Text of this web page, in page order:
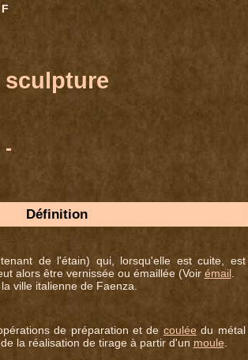
sculpture
-
Définition
de l'étain) qui, lorsqu'elle est cuite, est
alors être vernissée ou émaillée (Voir émail.
ville italienne de Faenza.
de préparation et de coulée du métal
la réalisation de tirage à partir d'un moule.